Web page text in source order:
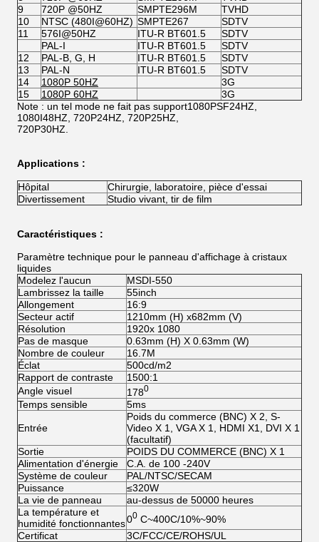
9
720P @50HZ SMPTE296M
TVHD
10
NTSC (480I@60HZ) SMPTE267
SDTV
11
576I@50HZ ITU-R BT601.5
SDTV
PAL-I
ITU-R BT601.5
SDTV
12
PAL-B, G, H ITU-R BT601.5
SDTV
13
PAL-N ITU-R BT601.5
SDTV
14
1080P 50HZ
3G
15
1080P 60HZ
3G
Note : un tel mode ne fait pas support1080PSF24HZ,
1080I48HZ, 720P24HZ, 720P25HZ,
720P30HZ.
Applications :
Hôpital
Chirurgie, laboratoire, pièce d'essai
Divertissement
Studio vivant, tir de film
Caractéristiques :
Paramètre technique pour le panneau d'affichage à cristaux
liquides
Modelez l'aucun
MSDI-550
Lambrissez la taille
55inch
Allongement
16:9
Secteur actif
1210mm (H) x682mm (V)
Résolution
1920x 1080
Pas de masque
0.63mm (H) X 0.63mm (W)
Nombre de couleur
16.7M
Éclat
500cd/m2
Rapport de contraste
1500:1
Angle visuel
1780
Temps sensible 5ms
Entrée
Poids du commerce (BNC) X 2, S-
Video X 1, VGA X 1, HDMI X1, DVI X 1
(facultatif)
Sortie
POIDS DU COMMERCE (BNC) X 1
Alimentation d'énergie
C.A. de 100 -240V
Système de couleur
PAL/NTSC/SECAM
Puissance
≤320W
La vie de panneau
au-dessus de 50000 heures
La température et
humidité fonctionnantes00 C~400C/10%~90%
Certificat
3C/FCC/CE/ROHS/UL